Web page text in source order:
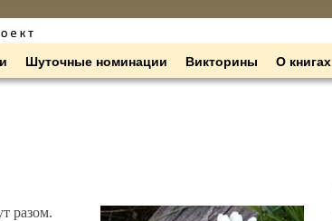
Шуточные номинации Викторины О книгах
разом.